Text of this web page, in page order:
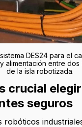
DES24 para el
alimentación entre dos
de la isla robotizada.
crucial elegir
seguros
robóticos